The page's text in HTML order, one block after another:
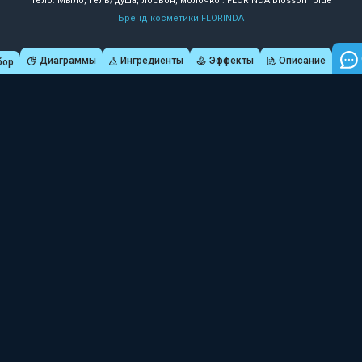
Бренд косметики FLORINDA
Диаграммы Ингредиенты Эффекты Описание